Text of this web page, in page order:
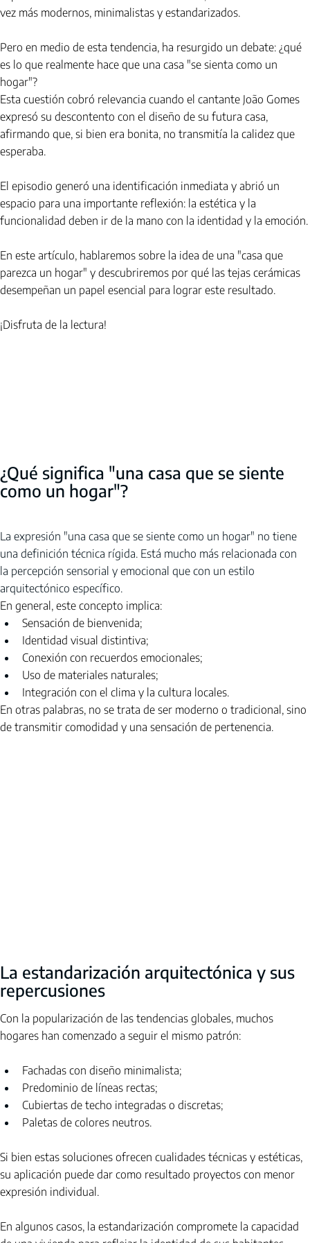
vez más modernos, minimalistas y estandarizados.
Pero en medio de esta tendencia, ha resurgido un debate: ¿qué
es lo que realmente hace que una casa "se sienta como un
hogar"?
Esta cuestión cobró relevancia cuando el cantante João Gomes
expresó su descontento con el diseño de su futura casa,
afirmando que, si bien era bonita, no transmitía la calidez que
esperaba.
El episodio generó una identificación inmediata y abrió un
espacio para una importante reflexión: la estética y la
funcionalidad deben ir de la mano con la identidad y la emoción.
En este artículo, hablaremos sobre la idea de una "casa que
parezca un hogar" y descubriremos por qué las tejas cerámicas
desempeñan un papel esencial para lograr este resultado.
¡Disfruta de la lectura!
¿Qué significa "una casa que se siente
como un hogar"?
La expresión "una casa que se siente como un hogar" no tiene
una definición técnica rígida. Está mucho más relacionada con
la percepción sensorial y emocional que con un estilo
arquitectónico específico.
En general, este concepto implica:
Sensación de bienvenida;
Identidad visual distintiva;
Conexión con recuerdos emocionales;
Uso de materiales naturales;
Integración con el clima y la cultura locales.
En otras palabras, no se trata de ser moderno o tradicional, sino
de transmitir comodidad y una sensación de pertenencia.
La estandarización arquitectónica y sus
repercusiones
Con la popularización de las tendencias globales, muchos
hogares han comenzado a seguir el mismo patrón:
Fachadas con diseño minimalista;
Predominio de líneas rectas;
Cubiertas de techo integradas o discretas;
Paletas de colores neutros.
Si bien estas soluciones ofrecen cualidades técnicas y estéticas,
su aplicación puede dar como resultado proyectos con menor
expresión individual.
En algunos casos, la estandarización compromete la capacidad